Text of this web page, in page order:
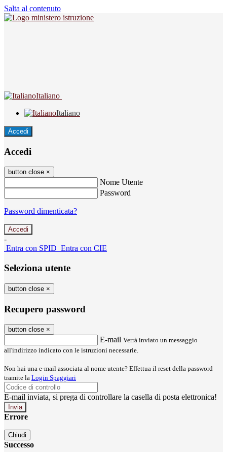
Salta al contenuto
Italiano
Italiano
Accedi
Accedi
button close ×
Nome Utente
Password
Password dimenticata?
-
Entra con SPID Entra con CIE
Seleziona utente
button close ×
Recupero password
button close ×
E-mail Verrà inviato un messaggio
all'indirizzo indicato con le istruzioni necessarie.
Non hai una e-mail associata al nome utente? Effettua il reset della password
tramite la Login Spaggiari
E-mail inviata, si prega di controllare la casella di posta elettronica!
Errore
Chiudi
Successo